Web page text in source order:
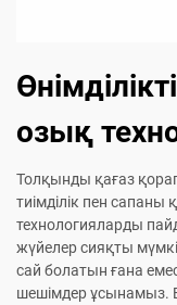
озық
Толқынды қағаз
тиімділік пен
технологияларды
жүйелер сияқты
сай болатын ғана
шешімдер ұсынамыз.